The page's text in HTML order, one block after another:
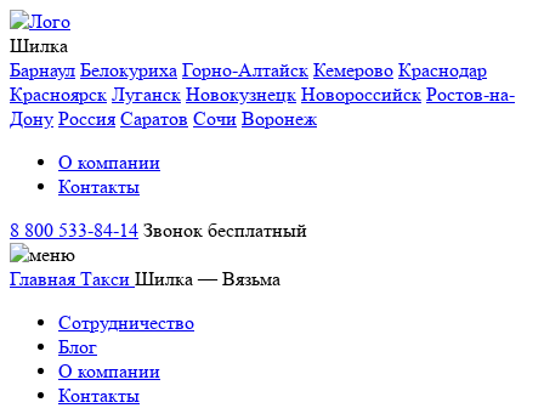
Шилка
Барнаул Белокуриха Горно-Алтайск Кемерово Краснодар
Красноярск Луганск Новокузнецк Новороссийск Ростов-на-
Дону Россия Саратов Сочи Воронеж
О компании
Контакты
8 800 533-84-14 Звонок бесплатный
Главная Такси Шилка — Вязьма
Сотрудничество
Блог
О компании
Контакты